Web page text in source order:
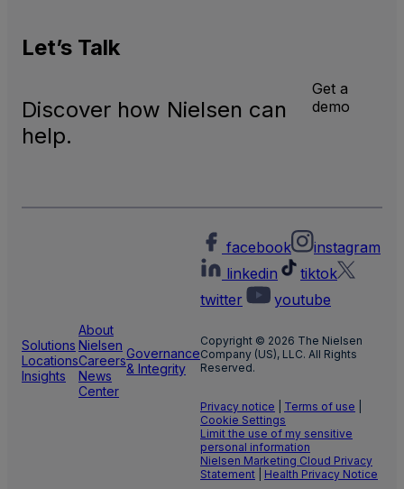
Let’s Talk
Discover how Nielsen can
help.
Get a
demo
Solutions
Locations
Insights
About
Nielsen
Careers
News
Center
Governance
& Integrity
facebook
instagram
linkedin
tiktok
twitter
youtube
Copyright © 2026 The Nielsen
Company (US), LLC. All Rights
Reserved.
Privacy notice Terms of use
Cookie Settings
Limit the use of my sensitive
personal information
Nielsen Marketing Cloud Privacy
Statement
Health Privacy Notice